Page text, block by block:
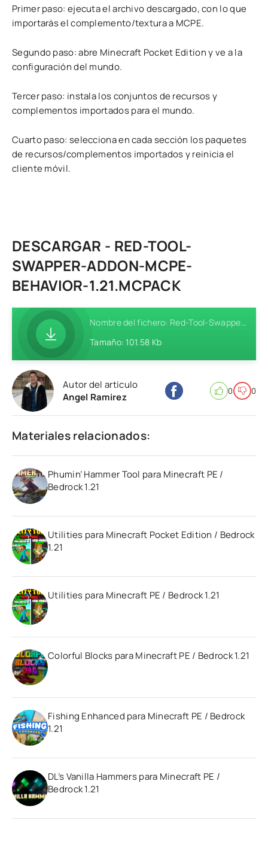
Primer paso: ejecuta el archivo descargado, con lo que
importarás el complemento/textura a MCPE.
Segundo paso: abre Minecraft Pocket Edition y ve a la
configuración del mundo.
Tercer paso: instala los conjuntos de recursos y
complementos importados para el mundo.
Cuarto paso: selecciona en cada sección los paquetes
de recursos/complementos importados y reinicia el
cliente móvil.
DESCARGAR - RED-TOOL-
SWAPPER-ADDON-MCPE-
BEHAVIOR-1.21.MCPACK
Nombre del fichero: Red-Tool-Swapper-Addon-MCPE-Behavior-1.21.mcpack
Tamaño: 101.58 Kb
Autor del artículo
Angel Ramirez
0 0
Materiales relacionados:
Phumin’ Hammer Tool para Minecraft PE /
Bedrock 1.21
Utilities para Minecraft Pocket Edition / Bedrock
1.21
Utilities para Minecraft PE / Bedrock 1.21
Colorful Blocks para Minecraft PE / Bedrock 1.21
Fishing Enhanced para Minecraft PE / Bedrock
1.21
DL’s Vanilla Hammers para Minecraft PE /
Bedrock 1.21